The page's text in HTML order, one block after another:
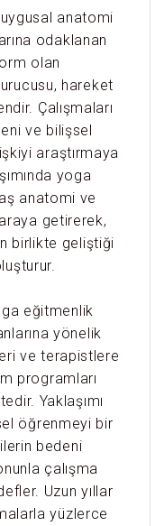
anatomi
odaklanan
olan
hareket
Çalışmaları
ve bilişsel
araştırmaya
yoga
anatomi ve
getirerek,
birlikte geliştiği
eğitmenlik
yönelik
ve terapistlere
programları
Yaklaşımı
öğrenmeyi bir
bedeni
çalışma
Uzun yıllar
yüzlerce